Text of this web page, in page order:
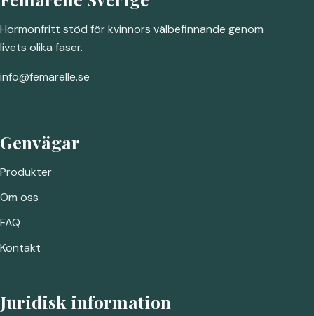
Hormonfritt stöd för kvinnors välbefinnande genom
livets olika faser.
info@femarelle.se
Genvägar
Produkter
Om oss
FAQ
Kontakt
Juridisk information